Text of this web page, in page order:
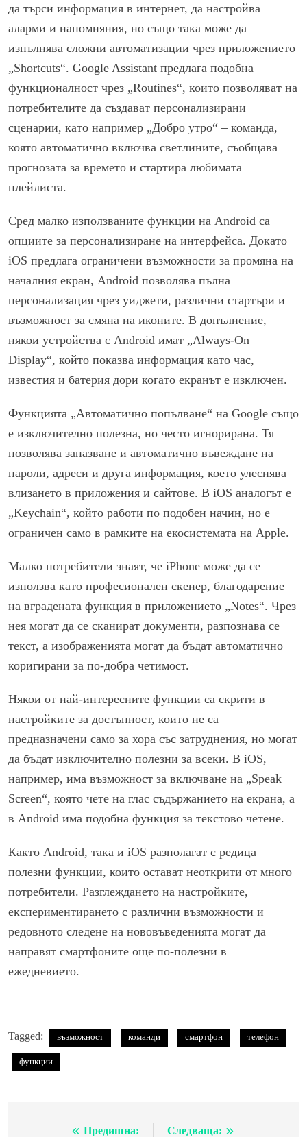
да търси информация в интернет, да настройва
аларми и напомняния, но също така може да
изпълнява сложни автоматизации чрез приложението
„Shortcuts“. Google Assistant предлага подобна
функционалност чрез „Routines“, които позволяват на
потребителите да създават персонализирани
сценарии, като например „Добро утро“ – команда,
която автоматично включва светлините, съобщава
прогнозата за времето и стартира любимата
плейлиста.
Сред малко използваните функции на Android са
опциите за персонализиране на интерфейса. Докато
iOS предлага ограничени възможности за промяна на
началния екран, Android позволява пълна
персонализация чрез уиджети, различни стартъри и
възможност за смяна на иконите. В допълнение,
някои устройства с Android имат „Always-On
Display“, който показва информация като час,
известия и батерия дори когато екранът е изключен.
Функцията „Автоматично попълване“ на Google също
е изключително полезна, но често игнорирана. Тя
позволява запазване и автоматично въвеждане на
пароли, адреси и друга информация, което улеснява
влизането в приложения и сайтове. В iOS аналогът е
„Keychain“, който работи по подобен начин, но е
ограничен само в рамките на екосистемата на Apple.
Малко потребители знаят, че iPhone може да се
използва като професионален скенер, благодарение
на вградената функция в приложението „Notes“. Чрез
нея могат да се сканират документи, разпознава се
текст, а изображенията могат да бъдат автоматично
коригирани за по-добра четимост.
Някои от най-интересните функции са скрити в
настройките за достъпност, които не са
предназначени само за хора със затруднения, но могат
да бъдат изключително полезни за всеки. В iOS,
например, има възможност за включване на „Speak
Screen“, която чете на глас съдържанието на екрана, а
в Android има подобна функция за текстово четене.
Както Android, така и iOS разполагат с редица
полезни функции, които остават неоткрити от много
потребители. Разглеждането на настройките,
експериментирането с различни възможности и
редовното следене на нововъведенията могат да
направят смартфоните още по-полезни в
ежедневието.
Tagged: възможност команди смартфон телефон
функции
Предишна: Следваща: